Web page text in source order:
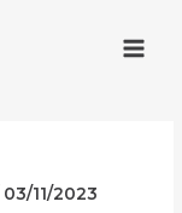
03/11/2023